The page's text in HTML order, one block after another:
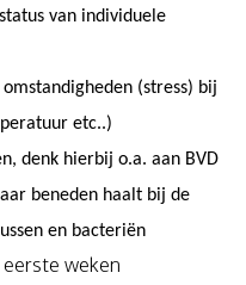
van individuele
(stress) bij
etc..)
denk hierbij o.a. aan BVD
beneden haalt bij de
en bacteriën
weken